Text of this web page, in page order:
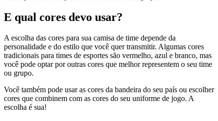
E qual cores devo usar?
A escolha das cores para sua camisa de time depende da
personalidade e do estilo que você quer transmitir. Algumas cores
tradicionais para times de esportes são vermelho, azul e branco, mas
você pode optar por outras cores que melhor representem o seu time
ou grupo.
Você também pode usar as cores da bandeira do seu país ou escolher
cores que combinem com as cores do seu uniforme de jogo. A
escolha é sua!